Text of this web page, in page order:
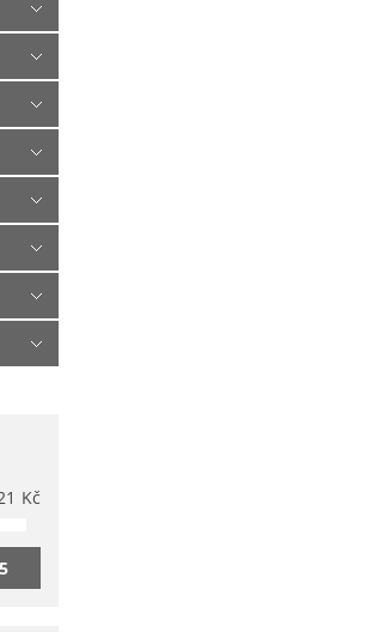
Kč
5